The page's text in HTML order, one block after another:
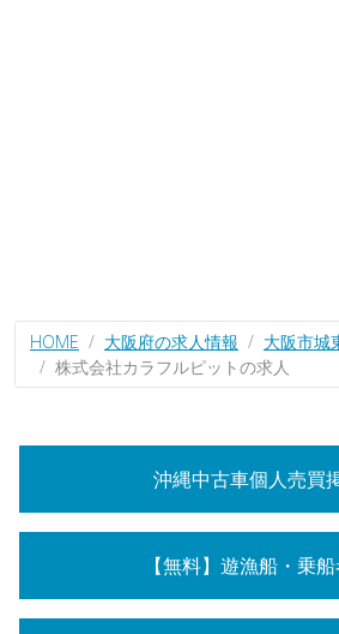
HOME 大阪府の求人情報
大阪市城
株式会社カラフルピットの求人
沖縄中古車個人売買
【無料】遊漁船・乗